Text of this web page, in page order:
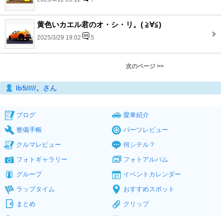
黄色いカエル君のオ・シ・リ。( ≧∀≦)
2025/3/29 19:02 5
次のページ >>
lb5/////。さん
ブログ
愛車紹介
整備手帳
パーツレビュー
クルマレビュー
何シテル？
フォトギャラリー
フォトアルバム
グループ
イベントカレンダー
ラップタイム
おすすめスポット
まとめ
クリップ